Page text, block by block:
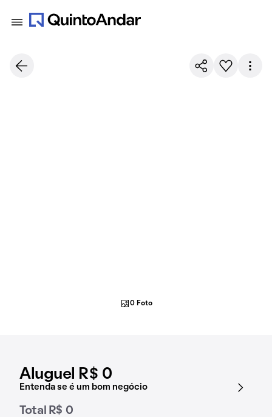
Aluguel R$ 0
Entenda se é um bom negócio
Total R$ 0
0 Foto